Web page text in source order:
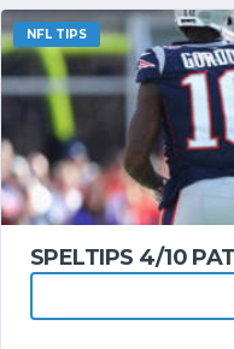
NFL TIPS
SPELTIPS 4/10